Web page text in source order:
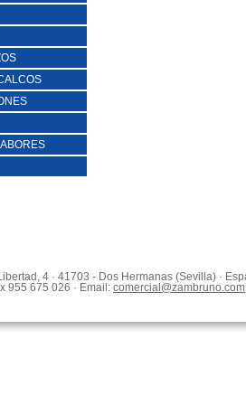
4 · 41703 - Dos Hermanas (Sevilla) ·
955 675 026 · Email: comercial@zambruno.com